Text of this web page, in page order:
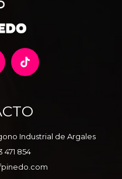
Industrial de Argales
471 854